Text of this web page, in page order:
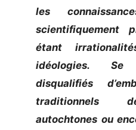
les
scientifiquement
étant
idéologies.
disqualifiés
traditionnels
autochtones ou